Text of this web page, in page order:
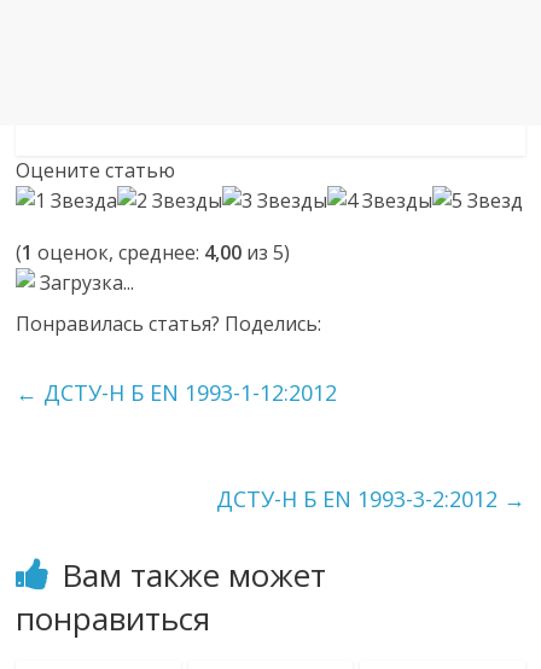
Оцените статью
(1 оценок, среднее: 4,00 из 5)
Загрузка...
Понравилась статья? Поделись:
← ДСТУ-Н Б EN 1993-1-12:2012
ДСТУ-Н Б EN 1993-3-2:2012 →
Вам также может
понравиться